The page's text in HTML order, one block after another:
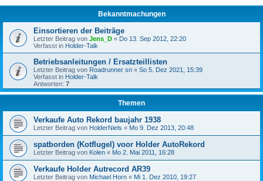
Bekanntmachungen
Einsortieren der Beiträge
Letzter Beitrag von Jens_D « Do 13. Sep 2012, 22:20
Verfasst in Holder-Talk
Betriebsanleitungen / Ersatzteillisten
Letzter Beitrag von Roadrunner sn « So 5. Dez 2021, 15:39
Verfasst in Holder-Talk
Antworten: 7
Themen
Verkaufe Auto Rekord baujahr 1938
Letzter Beitrag von HolderNiels « Mo 9. Dez 2013, 20:48
spatborden (Kotflugel) voor Holder AutoRekord
Letzter Beitrag von Kolen « Mo 2. Mai 2011, 16:28
Verkaufe Holder Autrecord AR39
Letzter Beitrag von Michael Horn « Mi 1. Dez 2010, 19:27